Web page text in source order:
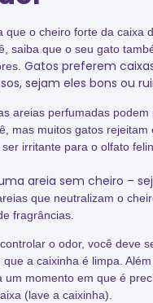
que o cheiro forte da caixa
saiba que o seu gato
Gatos preferem
sejam eles bons ou
areias perfumadas podem
mas muitos gatos rejeitam
irritante para o olfato
areia sem cheiro –
que neutralizam o
fragrâncias.
o odor, você deve
a caixinha é limpa.
um momento em que é
(lave a caixinha).